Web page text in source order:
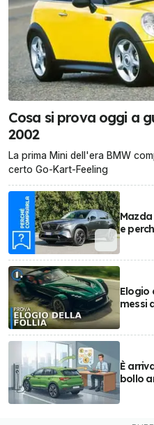
Cosa si prova oggi a
2002
La prima Mini dell'era BMW
certo Go-Kart-Feeling
Mazda
e
Elogio
messi
È
bollo